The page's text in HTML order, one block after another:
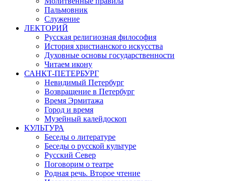
Пальмовник
Служение
ЛЕКТОРИЙ
Русская религиозная философия
История христианского искусства
Духовные основы государственности
Читаем икону
САНКТ-ПЕТЕРБУРГ
Невидимый Петербург
Возвращение в Петербург
Время Эрмитажа
Город и время
Музейный калейдоскоп
КУЛЬТУРА
Беседы о литературе
Беседы о русской культуре
Русский Север
Поговорим о театре
Родная речь. Второе чтение